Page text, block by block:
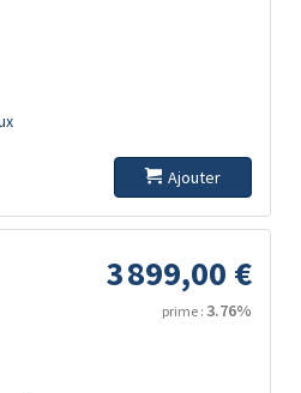
Ajouter
3 899,00 €
prime : 3.76%